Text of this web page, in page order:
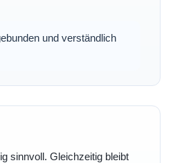
und verständlich
sinnvoll. Gleichzeitig bleibt